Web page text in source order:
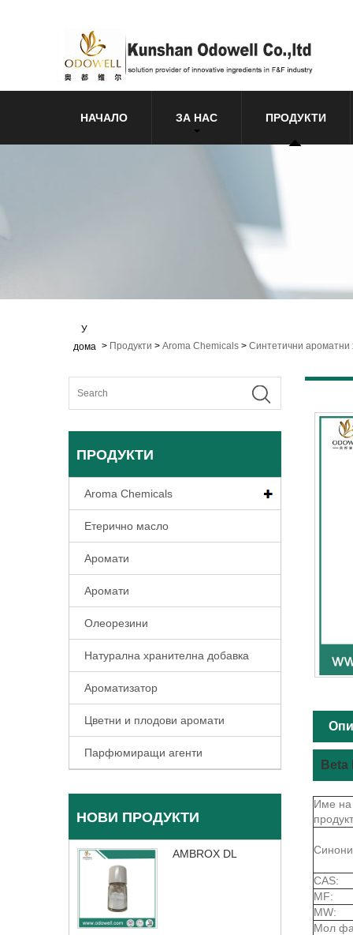
НАЧАЛО ЗА НАС ПРОДУКТИ
У
дома > Продукти > Aroma Chemicals > Синтетични ароматни
ПРОДУКТИ
Aroma Chemicals
Етерично масло
Аромати
Аромати
Олеорезини
Натурална хранителна добавка
Ароматизатор
Цветни и плодови аромати
Парфюмиращи агенти
НОВИ ПРОДУКТИ
AMBROX DL
Име на
CAS:
MF:
MW:
Мол